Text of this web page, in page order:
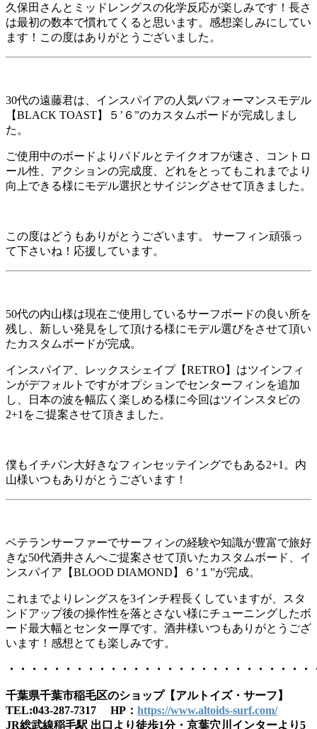
久保田さんとミッドレングスの化学反応が楽しみです！長さ
は最初の数本で慣れてくると思います。感想楽しみにしてい
ます！この度はありがとうございました。
30代の遠藤君は、インスパイアの人気パフォーマンスモデル
【BLACK TOAST】５’６”のカスタムボードが完成しまし
た。
ご使用中のボードよりパドルとテイクオフが速さ、コントロ
ール性、アクションの完成度、どれをとってもこれまでより
向上できる様にモデル選択とサイジングさせて頂きました。
この度はどうもありがとうございます。 サーフィン頑張っ
て下さいね！応援しています。
50代の内山様は現在ご使用しているサーフボードの良い所を
残し、新しい発見をして頂ける様にモデル選びをさせて頂い
たカスタムボードが完成。
インスパイア、レックスシェイプ【RETRO】はツインフィ
ンがデフォルトですがオプションでセンターフィンを追加
し、日本の波を幅広く楽しめる様に今回はツインスタビの
2+1をご提案させて頂きました。
僕もイチバン大好きなフィンセッテイングでもある2+1。内
山様いつもありがとうございます！
ベテランサーファーでサーフィンの経験や知識が豊富で旅好
きな50代酒井さんへご提案させて頂いたカスタムボード、イ
ンスパイア【BLOOD DIAMOND】６’１”が完成。
これまでよりレングスを3インチ程長くしていますが、スタ
ンドアップ後の操作性を落とさない様にチューニングしたボ
ード最大幅とセンター厚です。酒井様いつもありがとうござ
います！感想とても楽しみです。
・・・・・・・・・・・・・・・・・・・・・・・・・・
千葉県千葉市稲毛区のショップ【アルトイズ・サーフ】
TEL:043-287-7317 HP： https://www.altoids-surf.com/
JR総武線稲毛駅 出口より徒歩1分・京葉穴川インターより5